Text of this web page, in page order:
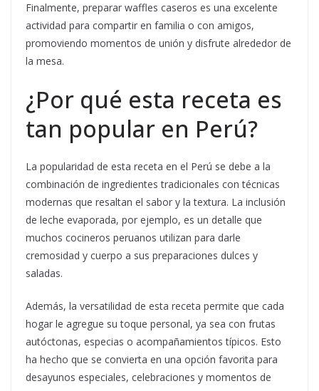
Finalmente, preparar waffles caseros es una excelente
actividad para compartir en familia o con amigos,
promoviendo momentos de unión y disfrute alrededor de
la mesa.
¿Por qué esta receta es
tan popular en Perú?
La popularidad de esta receta en el Perú se debe a la
combinación de ingredientes tradicionales con técnicas
modernas que resaltan el sabor y la textura. La inclusión
de leche evaporada, por ejemplo, es un detalle que
muchos cocineros peruanos utilizan para darle
cremosidad y cuerpo a sus preparaciones dulces y
saladas.
Además, la versatilidad de esta receta permite que cada
hogar le agregue su toque personal, ya sea con frutas
autóctonas, especias o acompañamientos típicos. Esto
ha hecho que se convierta en una opción favorita para
desayunos especiales, celebraciones y momentos de